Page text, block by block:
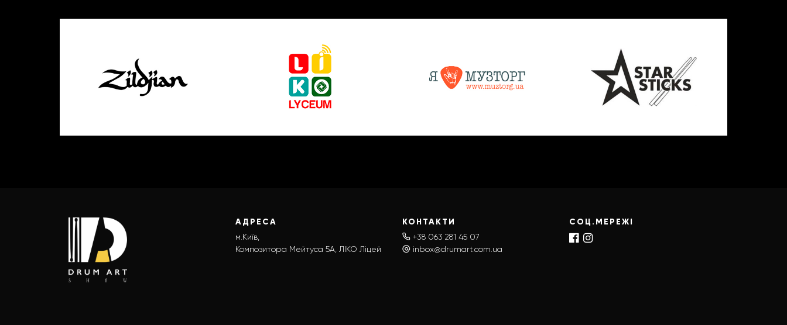
АДРЕСА
м.Київ,
Композитора Мейтуса 5А, ЛІКО Ліцей
КОНТАКТИ
+38 063 281 45 07
inbox@drumart.com.ua
СОЦ.МЕРЕЖІ